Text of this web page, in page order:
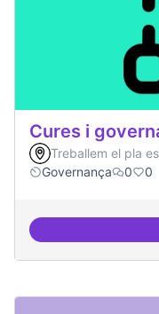
Cures i
Treballem el pla
Governança
0 0